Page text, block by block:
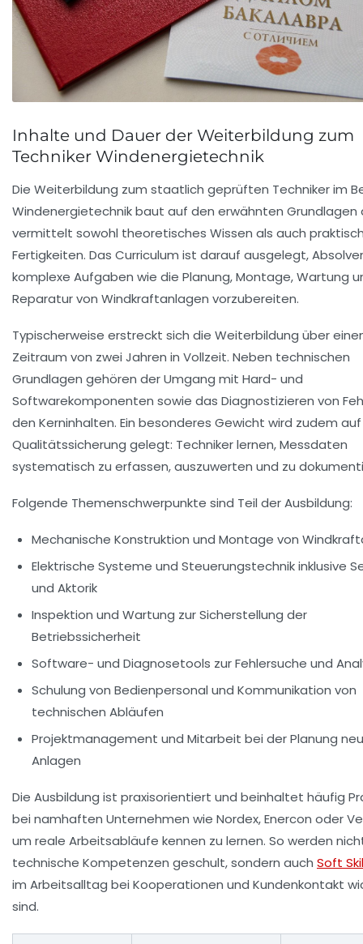
Inhalte und Dauer der Weiterbildung zum
Techniker Windenergietechnik
Die Weiterbildung zum staatlich geprüften Techniker im
Windenergietechnik baut auf den erwähnten Grundlagen
vermittelt sowohl theoretisches Wissen als auch
Fertigkeiten. Das Curriculum ist darauf ausgelegt,
komplexe Aufgaben wie die Planung, Montage, Wartung
Reparatur von Windkraftanlagen vorzubereiten.
Typischerweise erstreckt sich die Weiterbildung über
Zeitraum von zwei Jahren in Vollzeit. Neben technischen
Grundlagen gehören der Umgang mit Hard- und
Softwarekomponenten sowie das Diagnostizieren von
den Kerninhalten. Ein besonderes Gewicht wird zudem
Qualitätssicherung gelegt: Techniker lernen, Messdaten
systematisch zu erfassen, auszuwerten und zu
Folgende Themenschwerpunkte sind Teil der Ausbildung:
Mechanische Konstruktion und Montage von
Elektrische Systeme und Steuerungstechnikinklusive
und Aktorik
Inspektion und Wartung zur Sicherstellung der
Betriebssicherheit
Software- und Diagnosetools zur Fehlersuche und
Schulung von Bedienpersonal und Kommunikation von
technischen Abläufen
Projektmanagement und Mitarbeit bei der Planung
Anlagen
Die Ausbildung ist praxisorientiert und beinhaltet häufig
bei namhaften Unternehmen wie Nordex, Enercon oder
um reale Arbeitsabläufe kennen zu lernen. So werden
technische Kompetenzen geschult, sondern auch Soft
im Arbeitsalltag bei Kooperationen und Kundenkontakt
sind.